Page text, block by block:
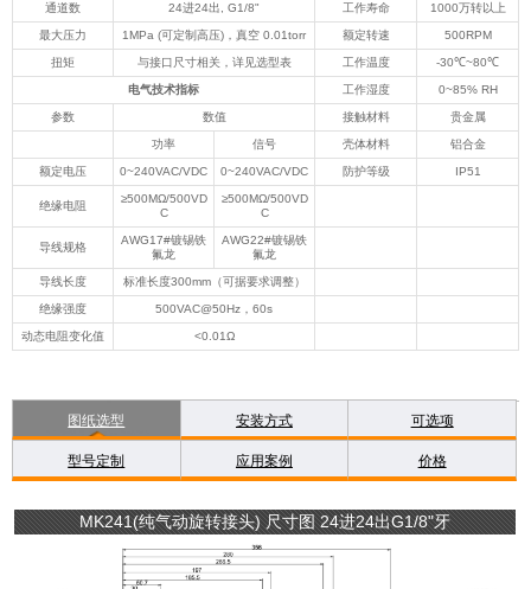
通道数 24进24出, G1/8" 工作寿命 1000万转以上
最大压力 1MPa (可定制高压)，真空 0.01torr 额定转速 500RPM
扭矩 与接口尺寸相关，详见选型表 工作温度 -30℃~80℃
电气技术指标 工作湿度 0~85% RH
参数 数值 接触材料 贵金属
功率 信号 壳体材料 铝合金
额定电压 0~240VAC/VDC 0~240VAC/VDC 防护等级 IP51
绝缘电阻
≥500MΩ/500VD
C
≥500MΩ/500VD
C
导线规格
AWG17#镀锡铁
氟龙
AWG22#镀锡铁
氟龙
导线长度 标准长度300mm（可据要求调整）
绝缘强度 500VAC@50Hz，60s
动态电阻变化值 <0.01Ω
图纸选型 安装方式 可选项
型号定制 应用案例 价格
MK241(纯气动旋转接头) 尺寸图 24进24出G1/8"牙